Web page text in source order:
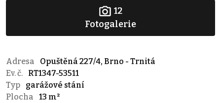
12
Fotogalerie
Adresa
Opuštěná 227/4, Brno - Trnitá
Ev. č.
RT1347-53511
Typ
garážové stání
Plocha
13 m²